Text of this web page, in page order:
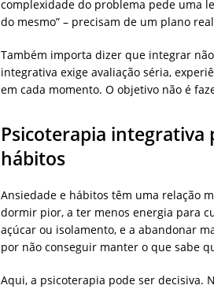
complexidade do problema pede uma
do mesmo” – precisam de um plano
Também importa dizer que integrar
integrativa exige avaliação séria,
em cada momento. O objetivo não é
Psicoterapia integrativa
hábitos
Ansiedade e hábitos têm uma relação
dormir pior, a ter menos energia para
açúcar ou isolamento, e a abandonar
por não conseguir manter o que sabe
Aqui, a psicoterapia pode ser decisiva.